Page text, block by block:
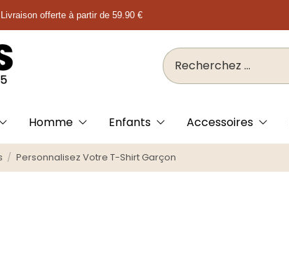
Livraison offerte à partir de 59.90 €
Homme Enfants Accessoires
Personnalisez Votre T-Shirt Garçon